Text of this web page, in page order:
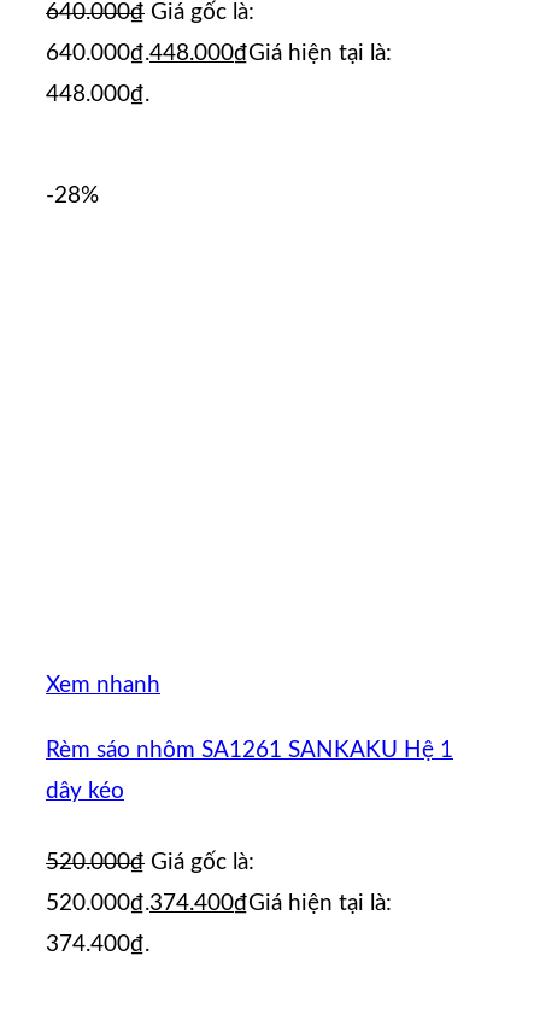
640.000₫ Giá gốc là:
640.000₫.448.000₫Giá hiện tại là:
448.000₫.
-28%
Xem nhanh
Rèm sáo nhôm SA1261 SANKAKU Hệ 1
dây kéo
520.000₫ Giá gốc là:
520.000₫.374.400₫Giá hiện tại là:
374.400₫.